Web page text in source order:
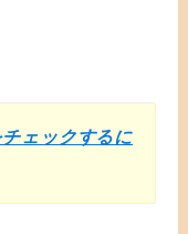
ェックするに